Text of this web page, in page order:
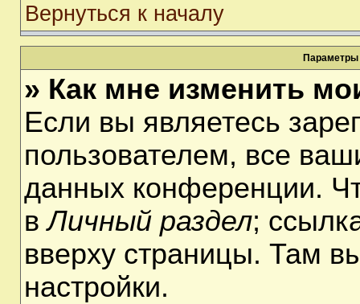
Вернуться к началу
Параметры
» Как мне изменить
Если вы являетесь
пользователем, все
данных конференции.
вЛичный раздел;
вверху страницы. Там
настройки.